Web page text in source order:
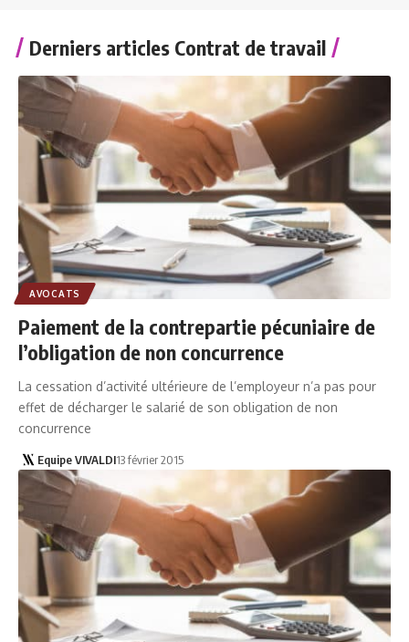
Derniers articles Contrat de travail
AVOCATS
Paiement de la contrepartie pécuniaire de
l’obligation de non concurrence
La cessation d’activité ultérieure de l’employeur n’a pas pour
effet de décharger le salarié de son obligation de non
concurrence
Equipe VIVALDI13 février 2015